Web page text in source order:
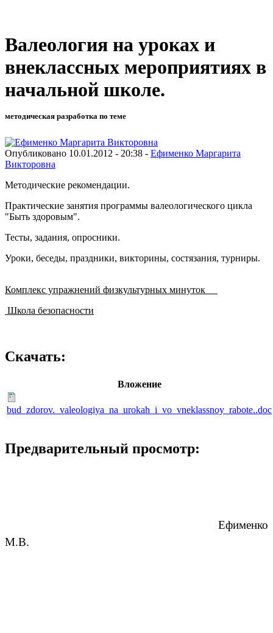
Валеология на уроках и
внеклассных мероприятиях в
начальной школе.
методическая разработка по теме
Опубликовано 10.01.2012 - 20:38 - Ефименко Маргарита
Викторовна
Методические рекомендации.
Практические занятия программы валеологического цикла
"Быть здоровым".
Тесты, задания, опросники.
Уроки, беседы, праздники, викторины, состязания, турниры.
Комплекс упражнений физкультурных минуток __
Школа безопасности
Скачать:
Вложение
bud_zdorov._valeologiya_na_urokah_i_vo_vneklassnoy_rabote..doc
Предварительный просмотр:
Ефименко
М.В.